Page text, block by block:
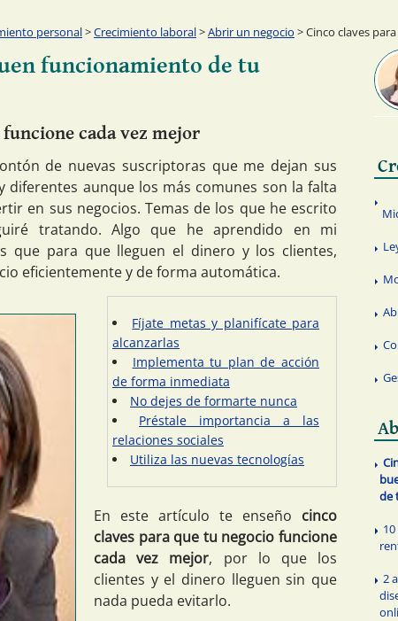
personal>Crecimiento laboral>Abrir un negocio > Cinco claves
funcionamiento de tu
cada vez mejor
de nuevas suscriptoras que me dejan sus
diferentes aunque los más comunes son la falta
en sus negocios. Temas de los que he escrito
tratando. Algo que he aprendido en mi
que para que lleguen el dinero y los clientes,
eficientemente y de forma automática.
Fíjate metas y planifícate para
alcanzarlas
Implementa tu plan de acción
de forma inmediata
No dejes de formarte nunca
Préstale importancia a las
relaciones sociales
Utiliza las nuevas tecnologías
En este artículo te enseño cinco
claves para que tu negocio funcione
cada vez mejor, por lo que los
clientes y el dinero lleguen sin que
nada pueda evitarlo.
de
2